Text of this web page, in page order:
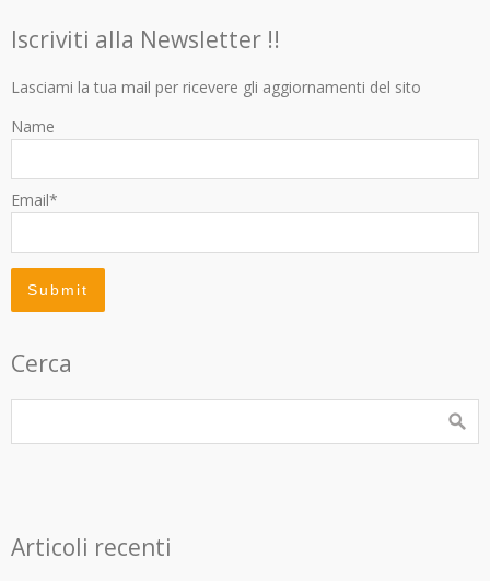
Iscriviti alla Newsletter !!
Lasciami la tua mail per ricevere gli aggiornamenti del sito
Name
Email*
Cerca
Articoli recenti